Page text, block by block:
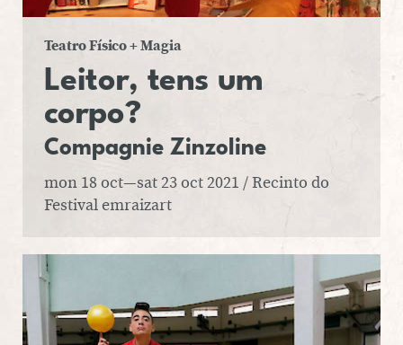
Teatro Físico + Magia
Leitor, tens um
corpo?
Com­pag­nie Zin­zo­line
mon 18 oct—sat 23 oct 2021 / Recinto do
Festival emraizart